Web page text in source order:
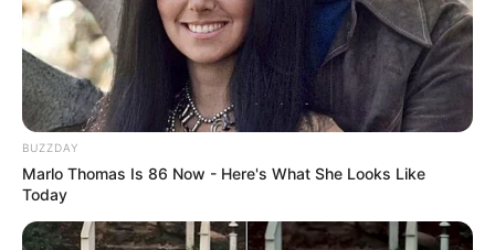
Bademöglichkeiten
Wandern
Kinoprogramm
Angebote für Behinderte
Aussichtstürme
Tier- und Zooparks
BUZZDAY
Marlo Thomas Is 86 Now - Here's What She Looks Like
Today